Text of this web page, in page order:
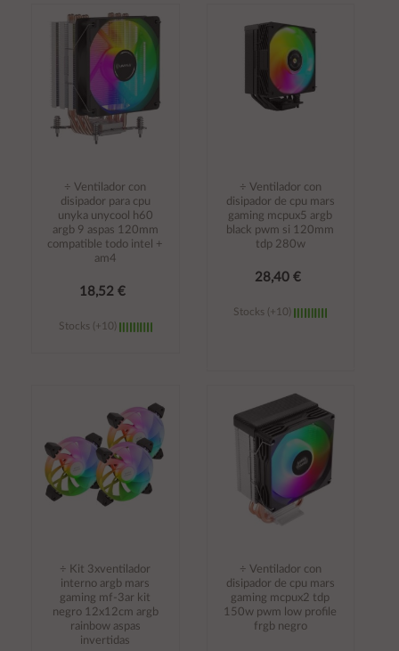
÷ Ventilador con
disipador para cpu
unyka unycool h60
argb 9 aspas 120mm
compatible todo intel +
am4
18,52 €
Stocks (+10)
carrito
÷ Ventilador con
disipador de cpu mars
gaming mcpux5 argb
black pwm si 120mm
tdp 280w
28,40 €
Stocks (+10)
carrito
÷ Kit 3xventilador
interno argb mars
gaming mf-3ar kit
negro 12x12cm argb
rainbow aspas
invertidas
÷ Ventilador con
disipador de cpu mars
gaming mcpux2 tdp
150w pwm low profile
frgb negro